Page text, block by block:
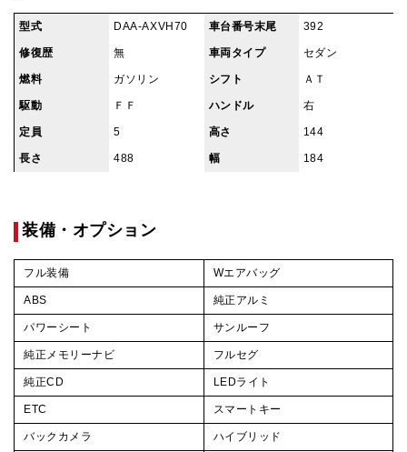
型式 DAA-AXVH70 車台番号末尾 392
修復歴 無 車両タイプ セダン
燃料 ガソリン シフト ＡＴ
駆動 ＦＦ ハンドル 右
定員 5 高さ 144
長さ 488 幅 184
装備・オプション
フル装備 Wエアバッグ
ABS 純正アルミ
パワーシート サンルーフ
純正メモリーナビ フルセグ
純正CD LEDライト
ETC スマートキー
バックカメラ ハイブリッド